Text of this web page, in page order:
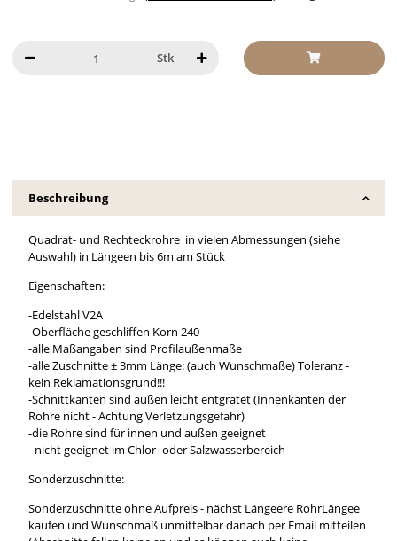
Stk
Beschreibung
Quadrat- und Rechteckrohre in vielen Abmessungen (siehe
Auswahl) in Längeen bis 6m am Stück
Eigenschaften:
-Edelstahl V2A
-Oberfläche geschliffen Korn 240
-alle Maßangaben sind Profilaußenmaße
-alle Zuschnitte ± 3mm Länge: (auch Wunschmaße) Toleranz -
kein Reklamationsgrund!!!
-Schnittkanten sind außen leicht entgratet (Innenkanten der
Rohre nicht - Achtung Verletzungsgefahr)
-die Rohre sind für innen und außen geeignet
- nicht geeignet im Chlor- oder Salzwasserbereich
Sonderzuschnitte:
Sonderzuschnitte ohne Aufpreis - nächst Längeere RohrLängee
kaufen und Wunschmaß unmittelbar danach per Email mitteilen